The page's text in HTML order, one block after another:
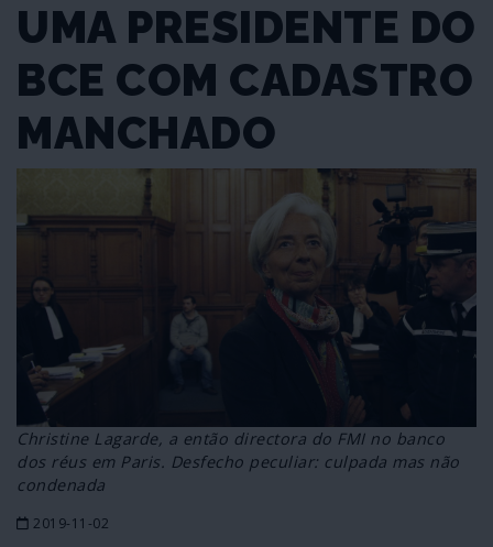
UMA PRESIDENTE DO
BCE COM CADASTRO
MANCHADO
Christine Lagarde, a então directora do FMI no banco
dos réus em Paris. Desfecho peculiar: culpada mas não
condenada
2019-11-02